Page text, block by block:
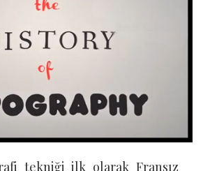
tekniği ilk olarak Fransız